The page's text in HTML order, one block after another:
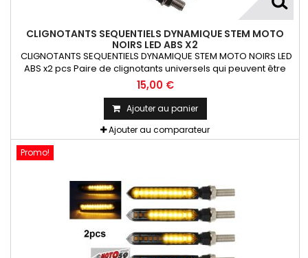
CLIGNOTANTS SEQUENTIELS DYNAMIQUE STEM MOTO
NOIRS LED ABS X2
CLIGNOTANTS SEQUENTIELS DYNAMIQUE STEM MOTO NOIRS LED
ABS x2 pcs Paire de clignotants universels qui peuvent être
adaptables sur toutes motos ou scooters
15,00 €
Ajouter au panier
Ajouter au comparateur
Promo!